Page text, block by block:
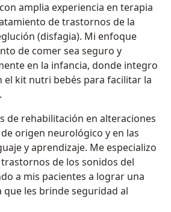
amplia experiencia en terapia
de trastornos de la
(disfagia). Mi enfoque
de comer sea seguro y
en la infancia, donde integro
el kit nutri bebés para facilitar la
de rehabilitación en alteraciones
origen neurológico y en las
y aprendizaje. Me especializo
de los sonidos del
a mis pacientes a lograr una
les brinde seguridad al